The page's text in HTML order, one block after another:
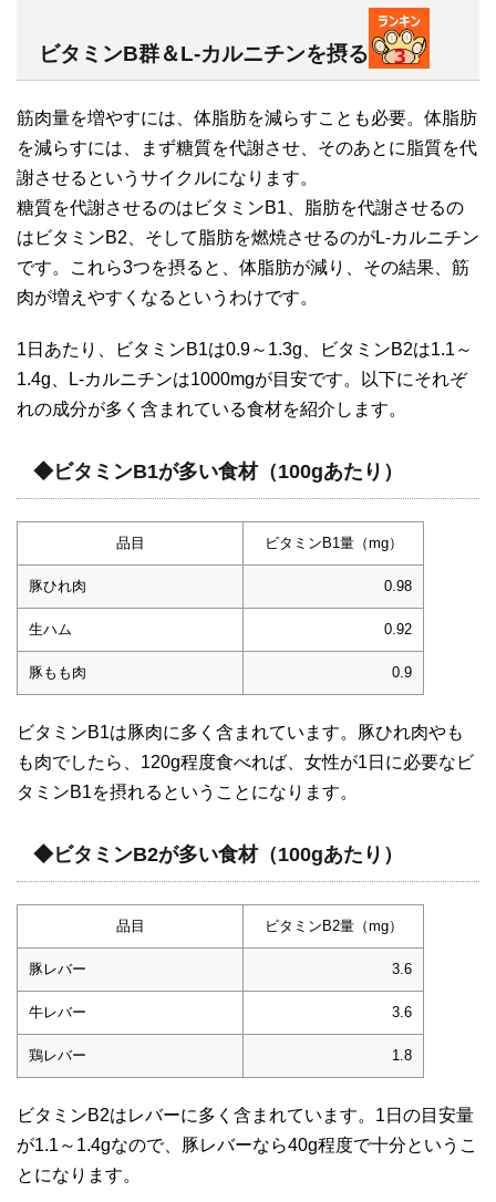
ビタミンB群＆L-カルニチンを摂る
筋肉量を増やすには、体脂肪を減らすことも必要。体脂肪
を減らすには、まず糖質を代謝させ、そのあとに脂質を代
謝させるというサイクルになります。
糖質を代謝させるのはビタミンB1、脂肪を代謝させるの
はビタミンB2、そして脂肪を燃焼させるのがL-カルニチン
です。これら3つを摂ると、体脂肪が減り、その結果、筋
肉が増えやすくなるというわけです。
1日あたり、ビタミンB1は0.9～1.3g、ビタミンB2は1.1～
1.4g、L-カルニチンは1000mgが目安です。以下にそれぞ
れの成分が多く含まれている食材を紹介します。
◆ビタミンB1が多い食材（100gあたり）
品目 ビタミンB1量（mg）
豚ひれ肉 0.98
生ハム 0.92
豚もも肉 0.9
ビタミンB1は豚肉に多く含まれています。豚ひれ肉やも
も肉でしたら、120g程度食べれば、女性が1日に必要なビ
タミンB1を摂れるということになります。
◆ビタミンB2が多い食材（100gあたり）
品目 ビタミンB2量（mg）
豚レバー 3.6
牛レバー 3.6
鶏レバー 1.8
ビタミンB2はレバーに多く含まれています。1日の目安量
が1.1～1.4gなので、豚レバーなら40g程度で十分というこ
とになります。